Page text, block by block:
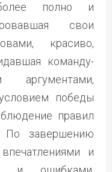
полно и
свои
красиво,
команду-
аргументами,
победы
правил
По завершению
и